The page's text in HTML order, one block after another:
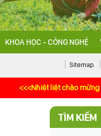
KHOA HỌC - CÔNG NGHỆ
Sitemap
liệt chào mừng kỷ
TÌM KIẾM